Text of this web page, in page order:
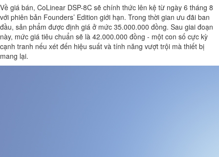
Về giá bán, CoLinear DSP-8C sẽ chính thức lên kệ từ ngày 6 tháng 8
với phiên bản Founders’ Edition giới hạn. Trong thời gian ưu đãi ban
đầu, sản phẩm được định giá ở mức 35.000.000 đồng. Sau giai đoạn
này, mức giá tiêu chuẩn sẽ là 42.000.000 đồng - một con số cực kỳ
cạnh tranh nếu xét đến hiệu suất và tính năng vượt trội mà thiết bị
mang lại.